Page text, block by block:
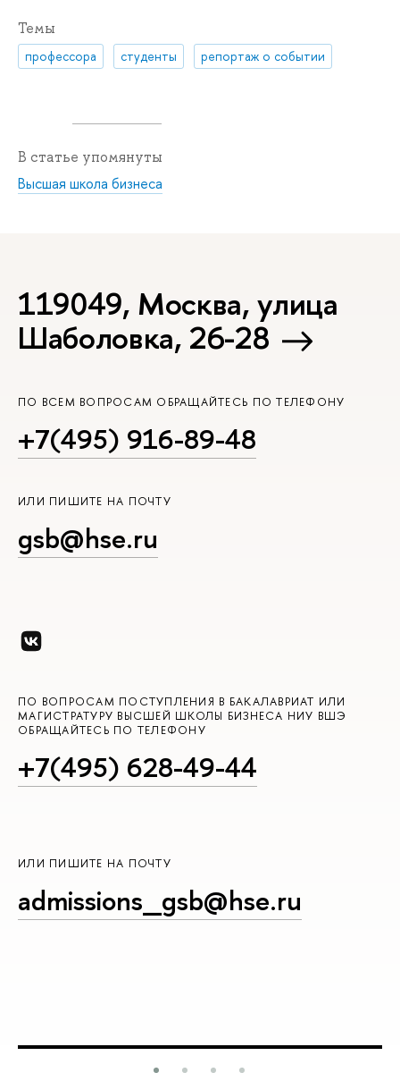
Темы
профессора студенты репортаж о событии
В статье упомянуты
Высшая школа бизнеса
119049, Москва, улица
Шаболовка, 26-28
ПО ВСЕМ ВОПРОСАМ ОБРАЩАЙТЕСЬ ПО ТЕЛЕФОНУ
+7(495) 916-89-48
ИЛИ ПИШИТЕ НА ПОЧТУ
gsb@hse.ru
ПО ВОПРОСАМ ПОСТУПЛЕНИЯ В БАКАЛАВРИАТ ИЛИ
МАГИСТРАТУРУ ВЫСШЕЙ ШКОЛЫ БИЗНЕСА НИУ ВШЭ
ОБРАЩАЙТЕСЬ ПО ТЕЛЕФОНУ
+7(495) 628-49-44
ИЛИ ПИШИТЕ НА ПОЧТУ
admissions_gsb@hse.ru